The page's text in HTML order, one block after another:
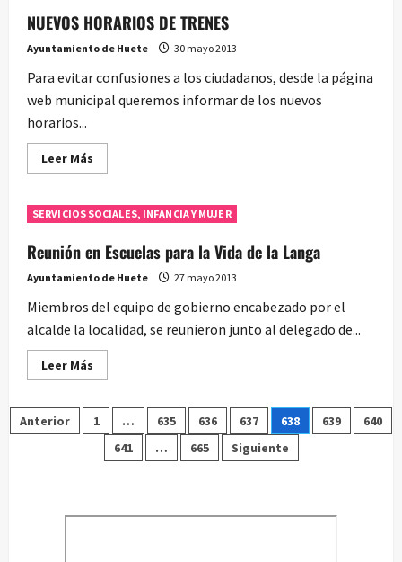
pasará
por
Huete
NUEVOS HORARIOS DE TRENES
Ayuntamiento de Huete 30 mayo 2013
Para evitar confusiones a los ciudadanos, desde la página
web municipal queremos informar de los nuevos
horarios...
Leer Más
más
NUEVOS
HORARIOS
TRENES
SERVICIOS SOCIALES, INFANCIA Y MUJER
Reunión en Escuelas para la Vida de la Langa
Ayuntamiento de Huete 27 mayo 2013
Miembros del equipo de gobierno encabezado por el
alcalde la localidad, se reunieron junto al delegado de...
Leer Más
más
Reunión
en
Escuelas
para
Langa
Paginación
Anterior 1 … 635 636 637 638 639
640
641
… 665 Siguiente